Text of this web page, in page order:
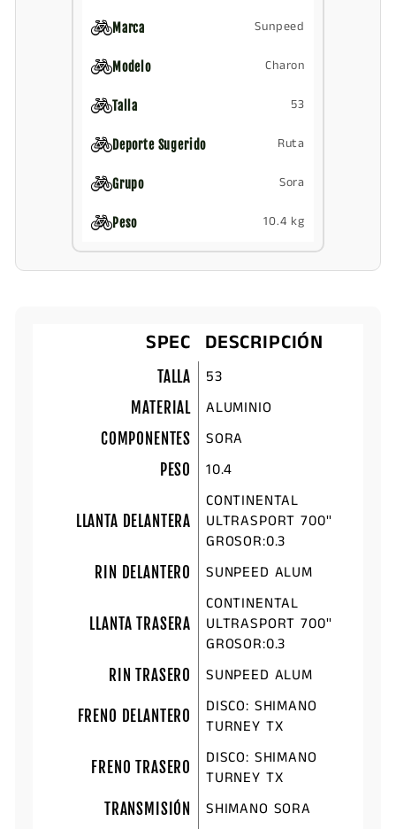
Marca Sunpeed
Modelo Charon
Talla 53
Deporte Sugerido Ruta
Grupo Sora
Peso 10.4 kg
SPEC DESCRIPCIÓN
TALLA 53
MATERIAL ALUMINIO
COMPONENTES SORA
PESO 10.4
LLANTA DELANTERA
CONTINENTAL
ULTRASPORT 700''
GROSOR:0.3
RIN DELANTERO SUNPEED ALUM
LLANTA TRASERA
CONTINENTAL
ULTRASPORT 700''
GROSOR:0.3
RIN TRASERO SUNPEED ALUM
FRENO DELANTERO
DISCO: SHIMANO
TURNEY TX
FRENO TRASERO
DISCO: SHIMANO
TURNEY TX
TRANSMISIÓN SHIMANO SORA